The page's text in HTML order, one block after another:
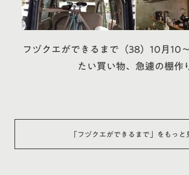
フヅクエができるまで（38）10月10
たい買い物、急遽の棚作
「フヅクエができるまで 」をもっと